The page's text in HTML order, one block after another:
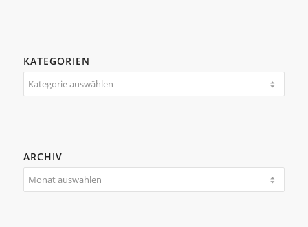
KATEGORIEN
Kategorien
ARCHIV